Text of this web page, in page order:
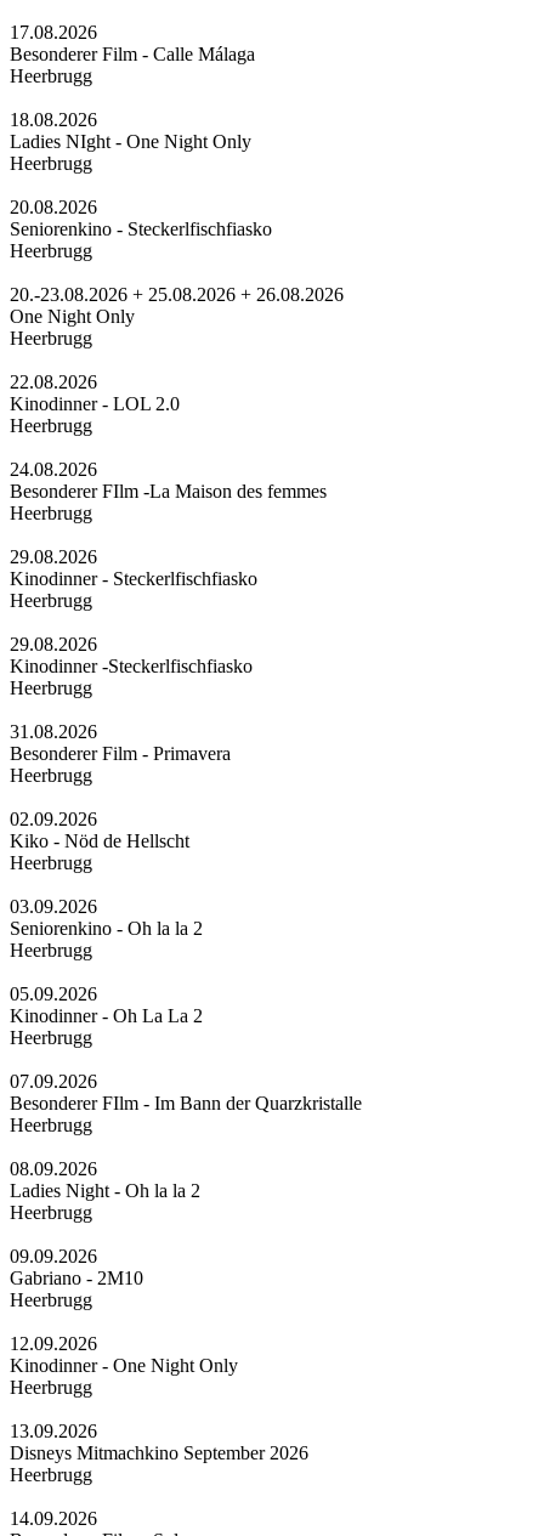
17.08.2026
Besonderer Film - Calle Málaga
Heerbrugg
18.08.2026
Ladies NIght - One Night Only
Heerbrugg
20.08.2026
Seniorenkino - Steckerlfischfiasko
Heerbrugg
20.-23.08.2026 + 25.08.2026 + 26.08.2026
One Night Only
Heerbrugg
22.08.2026
Kinodinner - LOL 2.0
Heerbrugg
24.08.2026
Besonderer FIlm -La Maison des femmes
Heerbrugg
29.08.2026
Kinodinner - Steckerlfischfiasko
Heerbrugg
29.08.2026
Kinodinner -Steckerlfischfiasko
Heerbrugg
31.08.2026
Besonderer Film - Primavera
Heerbrugg
02.09.2026
Kiko - Nöd de Hellscht
Heerbrugg
03.09.2026
Seniorenkino - Oh la la 2
Heerbrugg
05.09.2026
Kinodinner - Oh La La 2
Heerbrugg
07.09.2026
Besonderer FIlm - Im Bann der Quarzkristalle
Heerbrugg
08.09.2026
Ladies Night - Oh la la 2
Heerbrugg
09.09.2026
Gabriano - 2M10
Heerbrugg
12.09.2026
Kinodinner - One Night Only
Heerbrugg
13.09.2026
Disneys Mitmachkino September 2026
Heerbrugg
14.09.2026